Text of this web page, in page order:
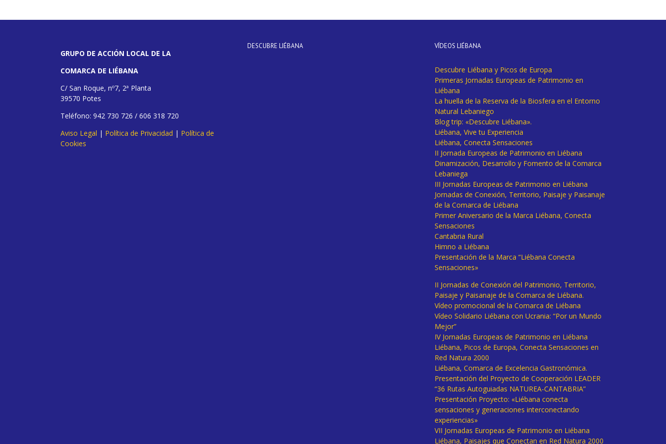
GRUPO DE ACCIÓN LOCAL DE LA
COMARCA DE LIÉBANA
C/ San Roque, nº7, 2ª Planta
39570 Potes
Teléfono: 942 730 726 / 606 318 720
Aviso Legal | Política de Privacidad | Política de
Cookies
DESCUBRE LIÉBANA VÍDEOS LIÉBANA
Descubre Liébana y Picos de Europa
Primeras Jornadas Europeas de Patrimonio en
Liébana
La huella de la Reserva de la Biosfera en el Entorno
Natural Lebaniego
Blog trip: «Descubre Liébana».
Liébana, Vive tu Experiencia
Liébana, Conecta Sensaciones
II Jornada Europeas de Patrimonio en Liébana
Dinamización, Desarrollo y Fomento de la Comarca
Lebaniega
III Jornadas Europeas de Patrimonio en Liébana
Jornadas de Conexión, Territorio, Paisaje y Paisanaje
de la Comarca de Liébana
Primer Aniversario de la Marca Liébana, Conecta
Sensaciones
Cantabria Rural
Himno a Liébana
Presentación de la Marca “Liébana Conecta
Sensaciones»
II Jornadas de Conexión del Patrimonio, Territorio,
Paisaje y Paisanaje de la Comarca de Liébana.
Vídeo promocional de la Comarca de Liébana
Vídeo Solidario Liébana con Ucrania: “Por un Mundo
Mejor”
IV Jornadas Europeas de Patrimonio en Liébana
Liébana, Picos de Europa, Conecta Sensaciones en
Red Natura 2000
Liébana, Comarca de Excelencia Gastronómica.
Presentación del Proyecto de Cooperación LEADER
“36 Rutas Autoguiadas NATUREA-CANTABRIA”
Presentación Proyecto: «Liébana conecta
sensaciones y generaciones interconectando
experiencias»
VII Jornadas Europeas de Patrimonio en Liébana
Liébana, Paisajes que Conectan en Red Natura 2000